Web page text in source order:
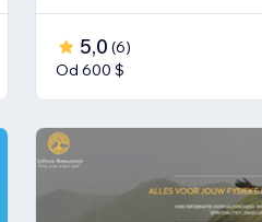
5,0 (6)
Od 600 $